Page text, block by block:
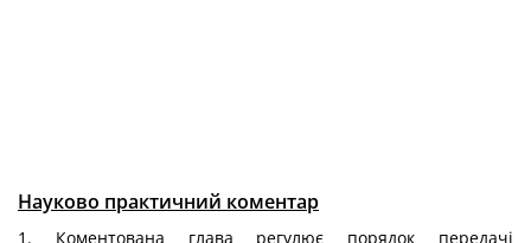
Науково практичний коментар
1. Коментована глава регулює порядок передачі